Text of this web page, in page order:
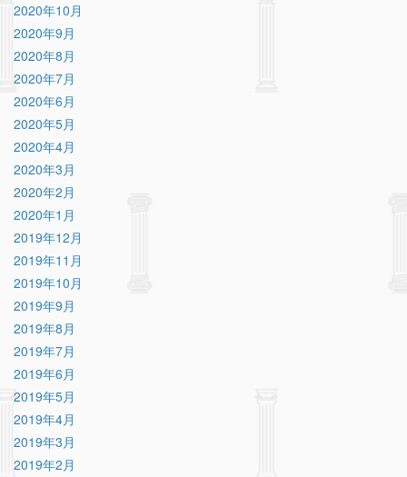
2020年10月
2020年9月
2020年8月
2020年7月
2020年6月
2020年5月
2020年4月
2020年3月
2020年2月
2020年1月
2019年12月
2019年11月
2019年10月
2019年9月
2019年8月
2019年7月
2019年6月
2019年5月
2019年4月
2019年3月
2019年2月